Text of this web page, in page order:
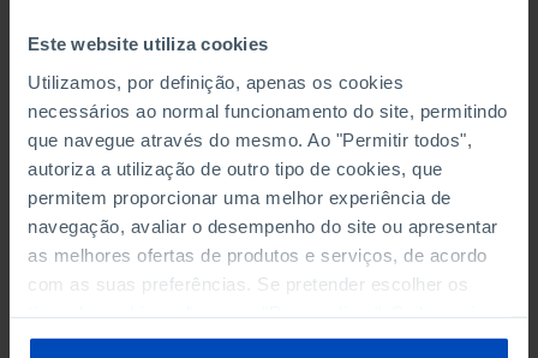
Este website utiliza cookies
Utilizamos, por definição, apenas os cookies
necessários ao normal funcionamento do site, permitindo
que navegue através do mesmo. Ao "Permitir todos",
autoriza a utilização de outro tipo de cookies, que
permitem proporcionar uma melhor experiência de
navegação, avaliar o desempenho do site ou apresentar
as melhores ofertas de produtos e serviços, de acordo
com as suas preferências. Se pretender escolher os
sobre cookies através da gestão de preferências ou da
DO MUNICÍPIO (%)
Empresas não financeiras
DO MUNICÍPIO (%)
Empresas não financeiras
VOLUME DE NEGÓCIOS DAS
QUATRO MAIORES EMPRESAS
DO MUNICÍPIO (%)
VOLUME DE NEGÓCIOS DAS
QUATRO MAIORES EMPRESAS
DO MUNICÍPIO (%)
-
BANCOS, CAIXAS ECONÓMICAS
BANCOS, CAIXAS ECONÓMICAS
CAIXAS DE CRÉDITO AGRÍCOLA
CAIXAS DE CRÉDITO AGRÍCOLA